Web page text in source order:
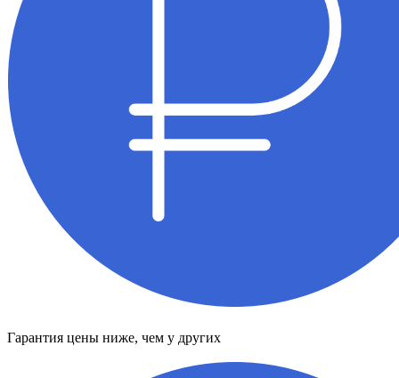
Гарантия цены ниже, чем у других